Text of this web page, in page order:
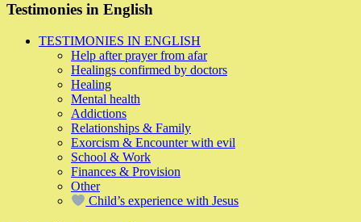
Testimonies in English
TESTIMONIES IN ENGLISH
Help after prayer from afar
Healings confirmed by doctors
Healing
Mental health
Addictions
Relationships & Family
Exorcism & Encounter with evil
School & Work
Finances & Provision
Other
Child’s experience with Jesus